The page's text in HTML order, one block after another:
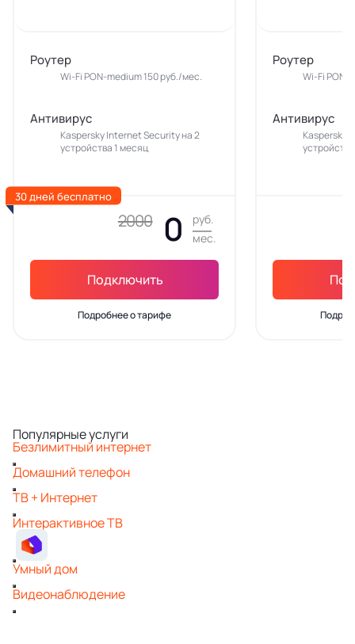
Роутер
Wi-Fi PON-medium 150 руб./мес.
Антивирус
Kaspersky Internet Security на 2
устройства 1 месяц
2000 0
руб.
мес.
Подключить
Подробнее о тарифе
30 дней бесплатно
Роутер
Wi-Fi PON-
Антивирус
Kaspersky
Популярные услуги
Безлимитный интернет
Домашний телефон
ТВ + Интернет
Интерактивное ТВ
Умный дом
Видеонаблюдение